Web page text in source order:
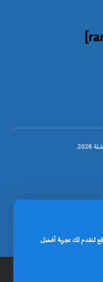
لنقدم لك تجربة أفضل.